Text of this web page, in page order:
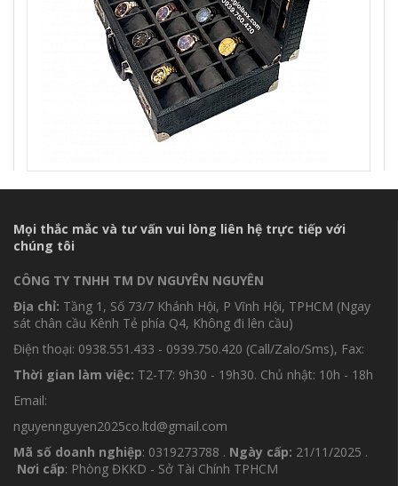
Mọi thắc mắc và tư vấn vui lòng liên hệ trực tiếp với
chúng tôi
CÔNG TY TNHH TM DV NGUYÊN NGUYÊN
Địa chỉ: Tầng 1, Số 73/7 Khánh Hội, P Vĩnh Hội, TPHCM (Ngay
sát chân cầu Kênh Tẻ phía Q4, Không đi lên cầu)
Điện thoại: 0938.551.433 - 0939.750.420 (Call/Zalo/Sms), Fax:
Thời gian làm việc: T2-T7: 9h30 - 19h30. Chủ nhật: 10h - 18h
Email:
nguyennguyen2025co.ltd@gmail.com
Mã số doanh nghiệp: 0319273788 . Ngày cấp: 21/11/2025 .
Nơi cấp: Phòng ĐKKD - Sở Tài Chính TPHCM